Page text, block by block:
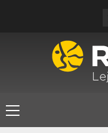
Menú
principal